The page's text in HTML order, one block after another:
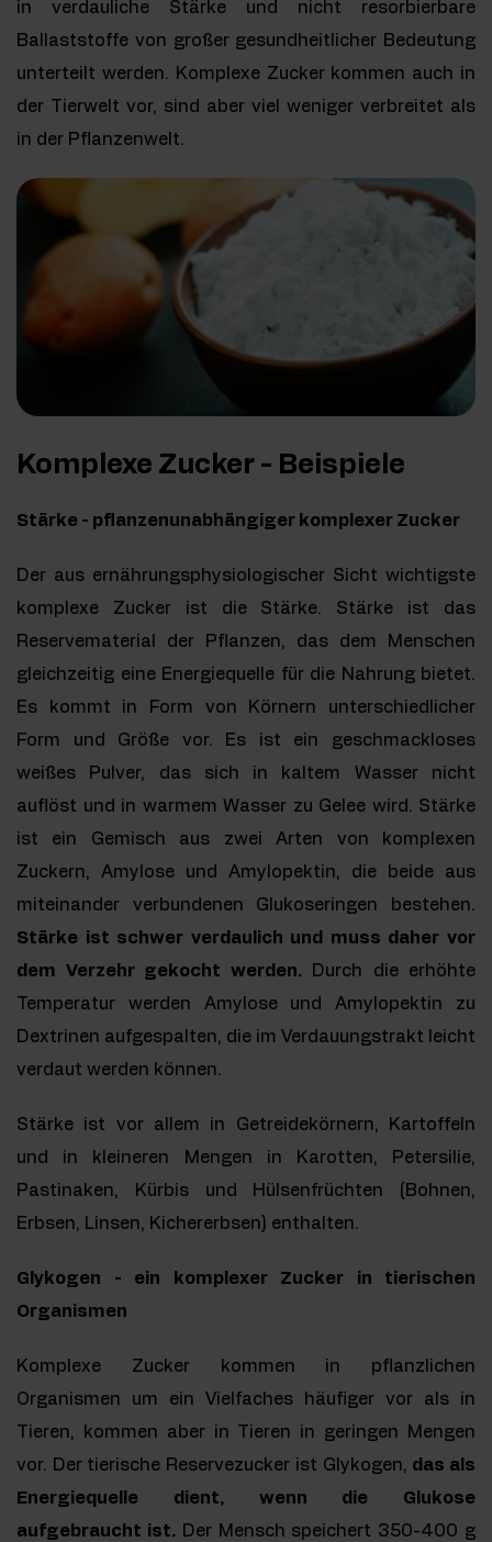
in verdauliche Stärke und nicht resorbierbare
Ballaststoffe von großer gesundheitlicher Bedeutung
unterteilt werden. Komplexe Zucker kommen auch in
der Tierwelt vor, sind aber viel weniger verbreitet als
in der Pflanzenwelt.
Komplexe Zucker - Beispiele
Stärke - pflanzenunabhängiger komplexer Zucker
Der aus ernährungsphysiologischer Sicht wichtigste
komplexe Zucker ist die Stärke. Stärke ist das
Reservematerial der Pflanzen, das dem Menschen
gleichzeitig eine Energiequelle für die Nahrung bietet.
Es kommt in Form von Körnern unterschiedlicher
Form und Größe vor. Es ist ein geschmackloses
weißes Pulver, das sich in kaltem Wasser nicht
auflöst und in warmem Wasser zu Gelee wird. Stärke
ist ein Gemisch aus zwei Arten von komplexen
Zuckern, Amylose und Amylopektin, die beide aus
miteinander verbundenen Glukoseringen bestehen.
Stärke ist schwer verdaulich und muss daher vor
dem Verzehr gekocht werden.Durch die erhöhte
Temperatur werden Amylose und Amylopektin zu
Dextrinen aufgespalten, die im Verdauungstrakt leicht
verdaut werden können.
Stärke ist vor allem in Getreidekörnern, Kartoffeln
und in kleineren Mengen in Karotten, Petersilie,
Pastinaken, Kürbis und Hülsenfrüchten (Bohnen,
Erbsen, Linsen, Kichererbsen) enthalten.
Glykogen - ein komplexer Zucker in tierischen
Organismen
Komplexe Zucker kommen in pflanzlichen
Organismen um ein Vielfaches häufiger vor als in
Tieren, kommen aber in Tieren in geringen Mengen
vor. Der tierische Reservezucker ist Glykogen, das als
Energiequelle dient, wenn die Glukose
aufgebraucht ist.Der Mensch speichert 350-400 g